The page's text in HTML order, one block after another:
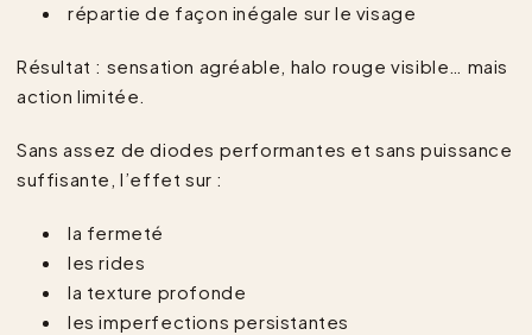
répartie de façon inégale sur le visage
Résultat : sensation agréable, halo rouge visible… mais
action limitée.
Sans assez de diodes performantes et sans puissance
suffisante, l’effet sur :
la fermeté
les rides
la texture profonde
les imperfections persistantes